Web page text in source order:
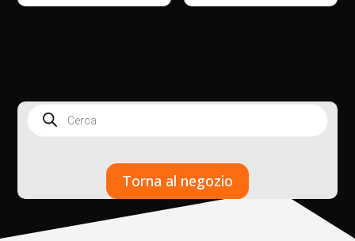
Products
search
Torna al negozio